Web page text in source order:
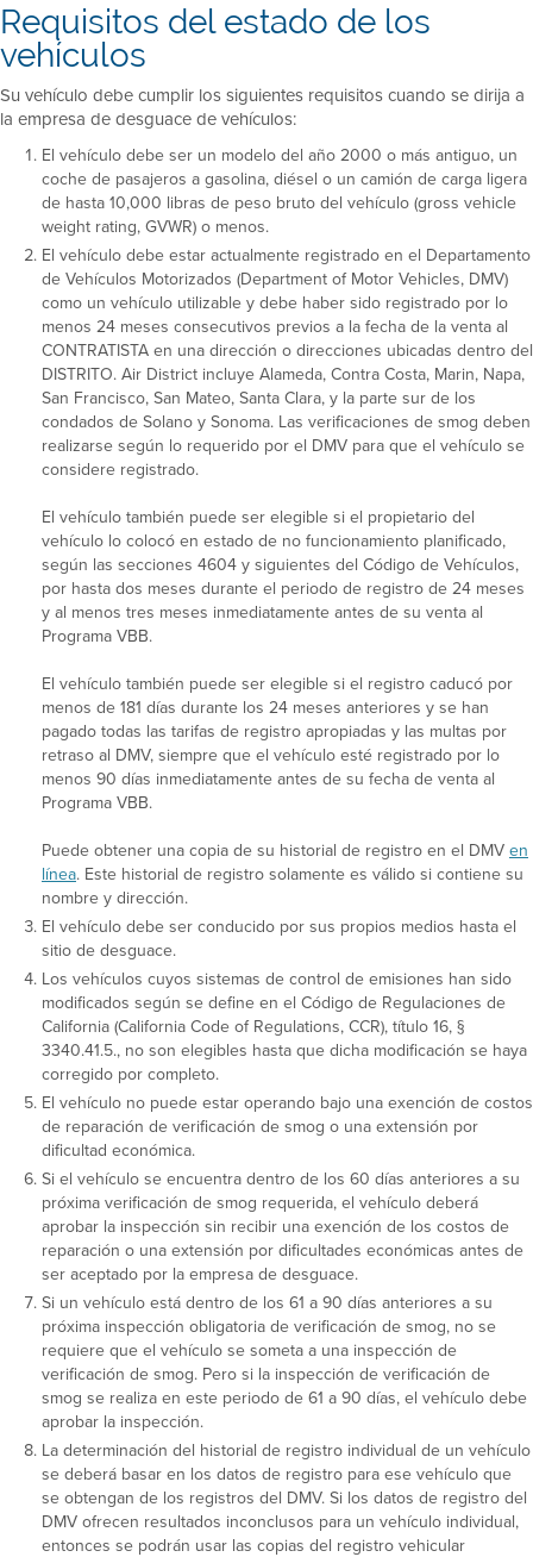
Requisitos del estado de los
vehículos
Su vehículo debe cumplir los siguientes requisitos cuando se dirija a
la empresa de desguace de vehículos:
El vehículo debe ser un modelo del año 2000 o más antiguo, un
coche de pasajeros a gasolina, diésel o un camión de carga ligera
de hasta 10,000 libras de peso bruto del vehículo (gross vehicle
weight rating, GVWR) o menos.
El vehículo debe estar actualmente registrado en el Departamento
de Vehículos Motorizados (Department of Motor Vehicles, DMV)
como un vehículo utilizable y debe haber sido registrado por lo
menos 24 meses consecutivos previos a la fecha de la venta al
CONTRATISTA en una dirección o direcciones ubicadas dentro del
DISTRITO. Air District incluye Alameda, Contra Costa, Marin, Napa,
San Francisco, San Mateo, Santa Clara, y la parte sur de los
condados de Solano y Sonoma. Las verificaciones de smog deben
realizarse según lo requerido por el DMV para que el vehículo se
considere registrado.
El vehículo también puede ser elegible si el propietario del
vehículo lo colocó en estado de no funcionamiento planificado,
según las secciones 4604 y siguientes del Código de Vehículos,
por hasta dos meses durante el periodo de registro de 24 meses
y al menos tres meses inmediatamente antes de su venta al
Programa VBB.
El vehículo también puede ser elegible si el registro caducó por
menos de 181 días durante los 24 meses anteriores y se han
pagado todas las tarifas de registro apropiadas y las multas por
retraso al DMV, siempre que el vehículo esté registrado por lo
menos 90 días inmediatamente antes de su fecha de venta al
Programa VBB.
Puede obtener una copia de su historial de registro en el DMV en
línea. Este historial de registro solamente es válido si contiene su
nombre y dirección.
El vehículo debe ser conducido por sus propios medios hasta el
sitio de desguace.
Los vehículos cuyos sistemas de control de emisiones han sido
modificados según se define en el Código de Regulaciones de
California (California Code of Regulations, CCR), título 16, §
3340.41.5., no son elegibles hasta que dicha modificación se haya
corregido por completo.
El vehículo no puede estar operando bajo una exención de costos
de reparación de verificación de smog o una extensión por
dificultad económica.
Si el vehículo se encuentra dentro de los 60 días anteriores a su
próxima verificación de smog requerida, el vehículo deberá
aprobar la inspección sin recibir una exención de los costos de
reparación o una extensión por dificultades económicas antes de
ser aceptado por la empresa de desguace.
Si un vehículo está dentro de los 61 a 90 días anteriores a su
próxima inspección obligatoria de verificación de smog, no se
requiere que el vehículo se someta a una inspección de
verificación de smog. Pero si la inspección de verificación de
smog se realiza en este periodo de 61 a 90 días, el vehículo debe
aprobar la inspección.
La determinación del historial de registro individual de un vehículo
se deberá basar en los datos de registro para ese vehículo que
se obtengan de los registros del DMV. Si los datos de registro del
DMV ofrecen resultados inconclusos para un vehículo individual,
entonces se podrán usar las copias del registro vehicular